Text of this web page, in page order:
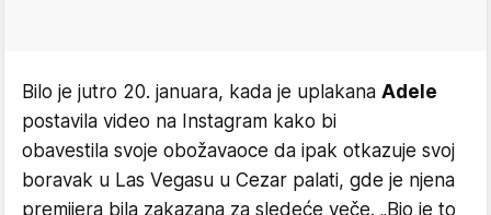
Bilo je jutro 20. januara, kada je uplakana Adele
postavila video na Instagram kako bi
obavestila svoje obožavaoce da ipak otkazuje svoj
boravak u Las Vegasu u Cezar palati, gde je njena
premijera bila zakazana za sledeće veče. „Bio je to